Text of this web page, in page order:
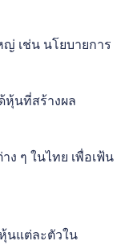
เช่น นโยบายการ
หุ้นที่สร้างผล
ง ๆ ในไทย เพื่อเฟ้น
นแต่ละตัวใน